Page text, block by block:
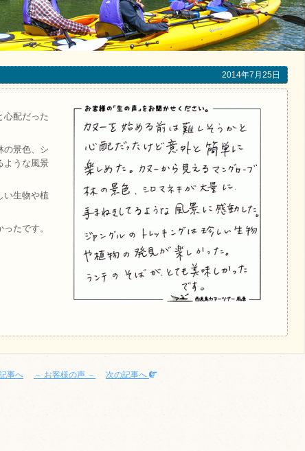
2014年7月25日
心配だった
の景色、シ
ような風景
い生物や植
たです。
事へ － お客様の声 － 次の記事へ